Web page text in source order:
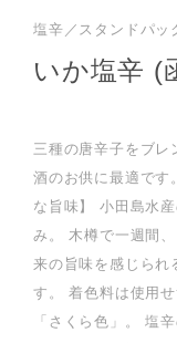
塩辛／スタンドパッ
いか塩辛 (
三種の唐辛子をブレ
酒のお供に最適です
な旨味】 小田島水
み。 木樽で一週間
来の旨味を感じられ
す。 着色料は使用
「さくら色」。 塩